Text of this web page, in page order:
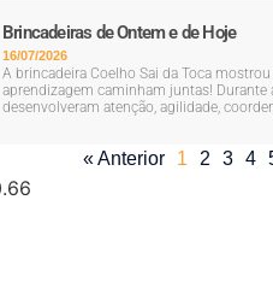
Brincadeiras de Ontem e de Hoje
16/07/2026
A brincadeira Coelho Sai da Toca
aprendizagem caminham juntas! Durante
desenvolveram atenção, agilidade,
« Anterior 1 2 3 4